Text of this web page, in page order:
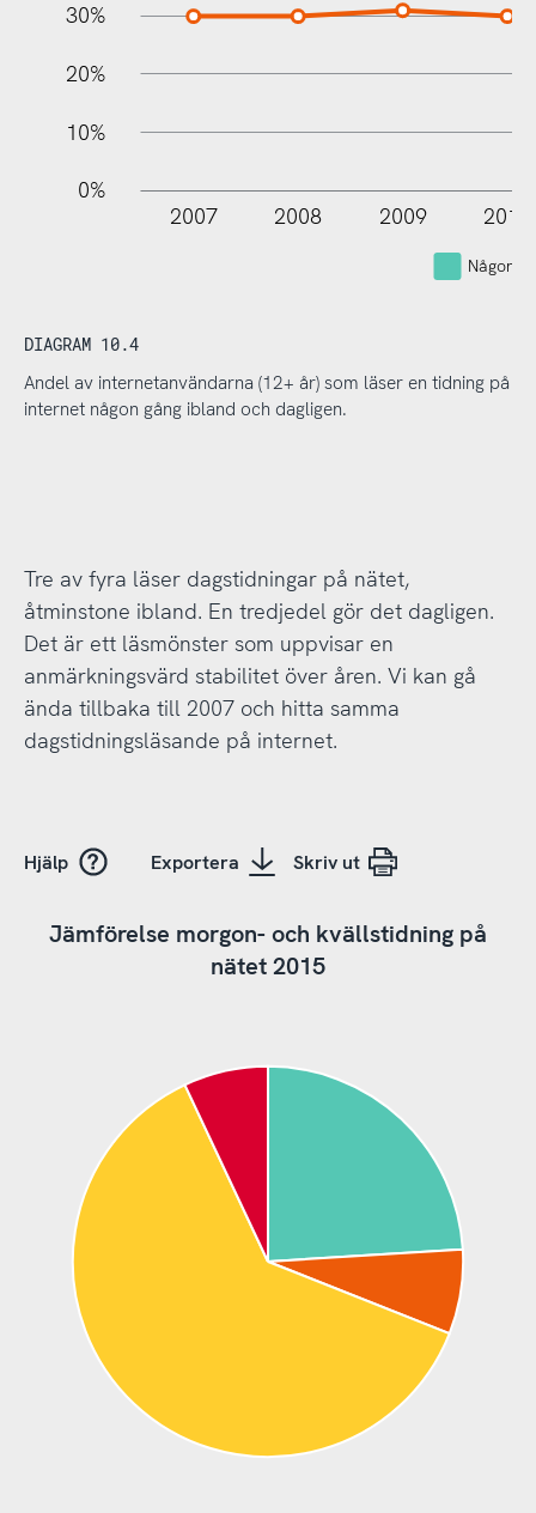
30%
20%
10%
0%
2007 2008 2009 2010
Någon
DIAGRAM 10.4
Andel av internetanvändarna (12+ år) som läser en tidning på
internet någon gång ibland och dagligen.
Tre av fyra läser dagstidningar på nätet,
åtminstone ibland. En tredjedel gör det dagligen.
Det är ett läsmönster som uppvisar en
anmärkningsvärd stabilitet över åren. Vi kan gå
ända tillbaka till 2007 och hitta samma
dagstidningsläsande på internet.
Hjälp Exportera Skriv ut
Jämförelse morgon- och kvällstidning på
nätet 2015